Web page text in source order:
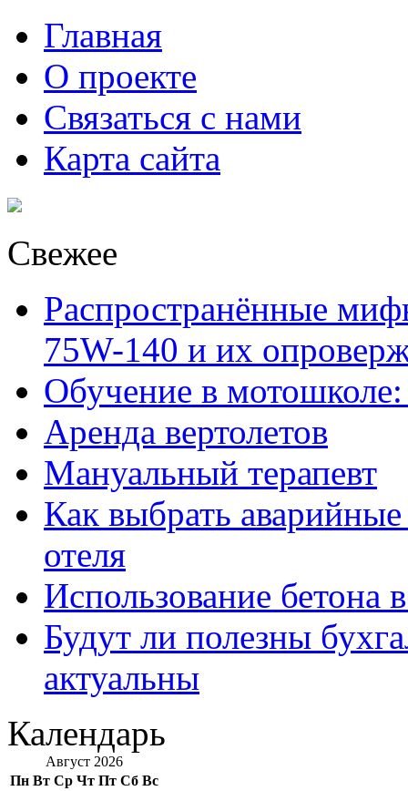
Главная
О проекте
Связаться с нами
Карта сайта
Свежее
Распространённые
75W-140 и их
Обучение в
Аренда вертолетов
Мануальный терапевт
Как выбрать
отеля
Использование бетона
Будут ли полезны
актуальны
Календарь
Август 2026
Пн Вт Ср Чт Пт Сб Вс